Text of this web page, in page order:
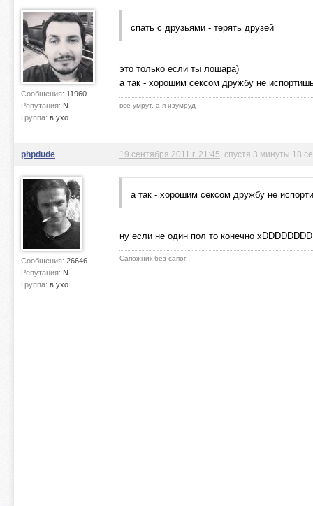
Сообщения: 11960
Репутация: N
Группа: в ухо
спать с друзьями - терять друзей
это только если ты лошара)
а так - хорошим сексом дружбу не
все умрут, а я изумруд
phpdude
Сообщения: 26646
Репутация: N
Группа: в ухо
19 сентября 2011 г. 21:45 , спустя 3 минуты 18
а так - хорошим сексом дружбу не
ну если не один пол то конечно
Сапожник без сапог